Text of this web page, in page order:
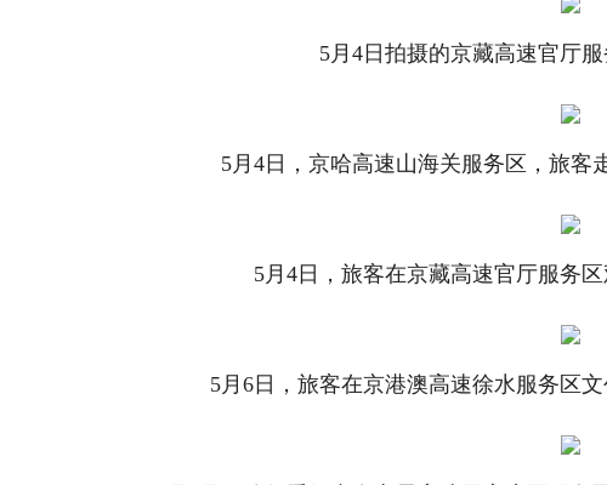
5月4日拍摄的京藏高速官厅服
5月4日，京哈高速山海关服务区，旅客
5月4日，旅客在京藏高速官厅服务区
5月6日，旅客在京港澳高速徐水服务区文